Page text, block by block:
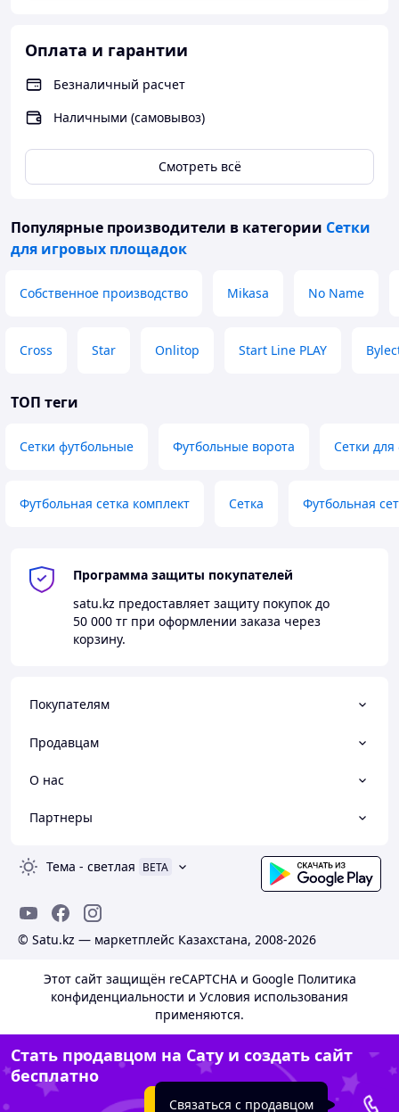
Оплата и гарантии
Безналичный расчет
Наличными (самовывоз)
Смотреть всё
Популярные производители в категории Сетки
для игровых площадок
Собственное производство Mikasa No Name
Cross Star Onlitop Start Line PLAY
ТОП теги
Сетки футбольные Футбольные ворота Сетки для
Футбольная сетка комплект Сетка Футбольная
Программа защиты покупателей
satu.kz предоставляет защиту покупок до
50 000 тг при оформлении заказа через
корзину.
Покупателям
Продавцам
О нас
Партнеры
Тема - светлая BETA
© Satu.kz — маркетплейс Казахстана, 2008-2026
Этот сайт защищён reCAPTCHA и Google Политика
конфиденциальности и Условия использования
применяются.
Стать продавцом на Сату и создать сайт
бесплатно
Создать сайт
Связаться с продавцом